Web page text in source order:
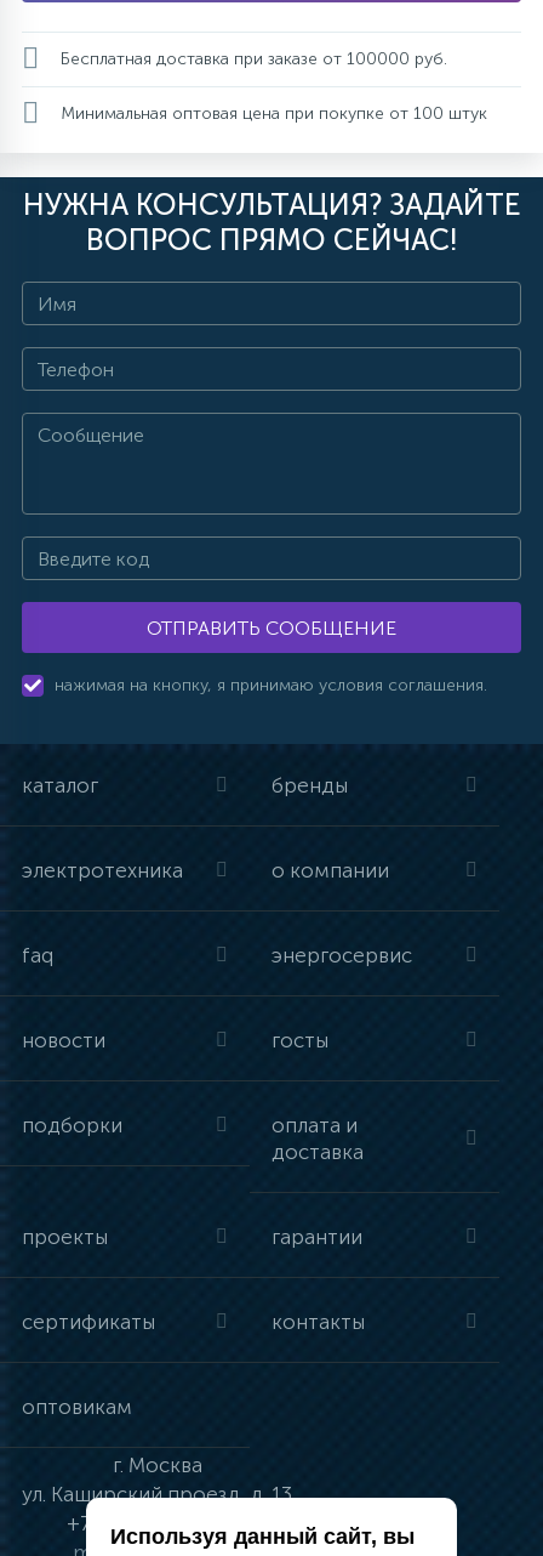
Бесплатная доставка при заказе от 100000 руб.
Минимальная оптовая цена при покупке от 100 штук
НУЖНА КОНСУЛЬТАЦИЯ? ЗАДАЙТЕ
ВОПРОС ПРЯМО СЕЙЧАС!
ОТПРАВИТЬ СООБЩЕНИЕ
нажимая на кнопку, я принимаю условия соглашения.
каталог бренды
электротехника о компании
faq энергосервис
новости госты
подборки
оплата и
доставка
проекты гарантии
сертификаты контакты
оптовикам
г. Москва
ул. Каширский проезд, д. 13
+7 (495) 134-41-83
Используя данный сайт, вы